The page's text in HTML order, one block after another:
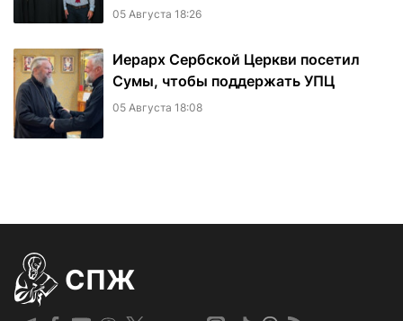
05 Августа 18:26
Иерарх Сербской Церкви посетил
Сумы, чтобы поддержать УПЦ
05 Августа 18:08
СПЖ